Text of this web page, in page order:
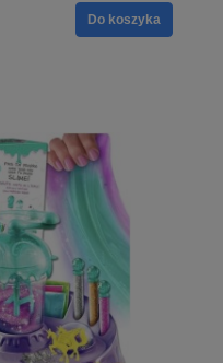
Do koszyka